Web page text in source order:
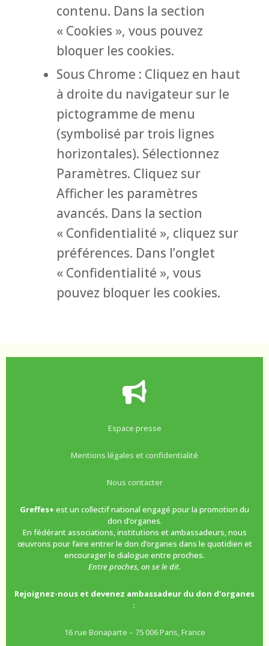
contenu. Dans la section
« Cookies », vous pouvez
bloquer les cookies.
Sous Chrome : Cliquez en haut
à droite du navigateur sur le
pictogramme de menu
(symbolisé par trois lignes
horizontales). Sélectionnez
Paramètres. Cliquez sur
Afficher les paramètres
avancés. Dans la section
« Confidentialité », cliquez sur
préférences. Dans l’onglet
« Confidentialité », vous
pouvez bloquer les cookies.
Espace presse
Mentions légales et confidentialité
Nous contacter
Greffes+ est un collectif national engagé pour la promotion du
don d’organes.
En fédérant associations, institutions et ambassadeurs, nous
œuvrons pour faire entrer le don d’organes dans le quotidien et
encourager le dialogue entre proches.
Entre proches, on se le dit.
Rejoignez-nous et devenez ambassadeur du don d'organes
:
16 rue Bonaparte – 75 006 Paris, France